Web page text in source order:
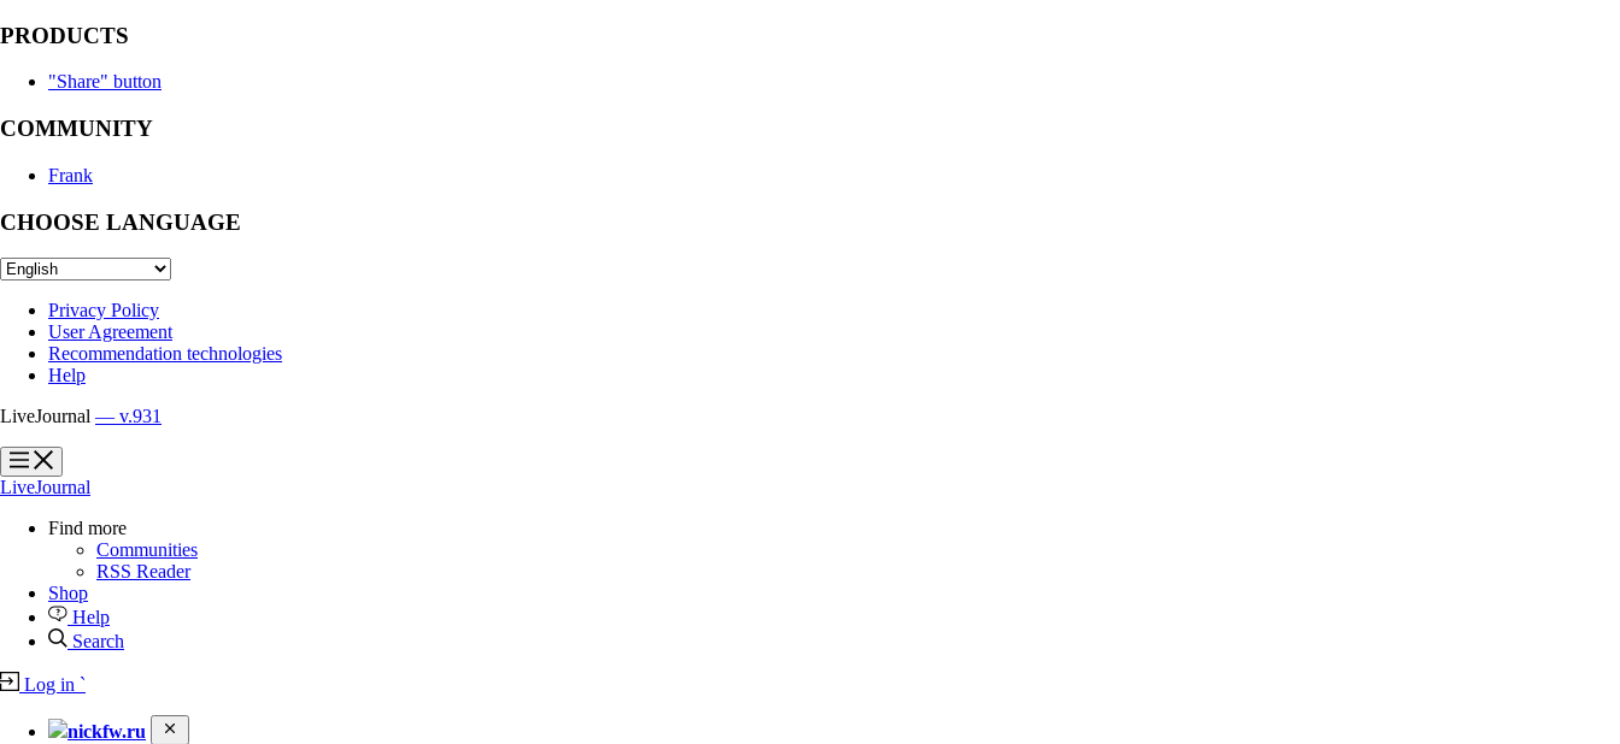
PRODUCTS
"Share" button
COMMUNITY
Frank
CHOOSE LANGUAGE
Privacy Policy
User Agreement
Recommendation technologies
Help
LiveJournal — v.931
?
?
LiveJournal
Find more
Communities
RSS Reader
Shop
Help
Search
Log in `
nickfw.ru